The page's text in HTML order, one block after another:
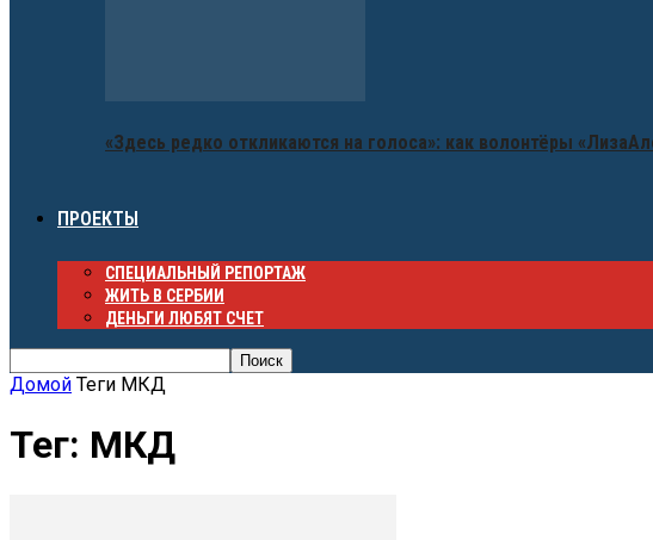
«Здесь редко откликаются на голоса»: как волонтёры
ПРОЕКТЫ
СПЕЦИАЛЬНЫЙ РЕПОРТАЖ
ЖИТЬ В СЕРБИИ
ДЕНЬГИ ЛЮБЯТ СЧЕТ
Домой Теги МКД
Тег: МКД